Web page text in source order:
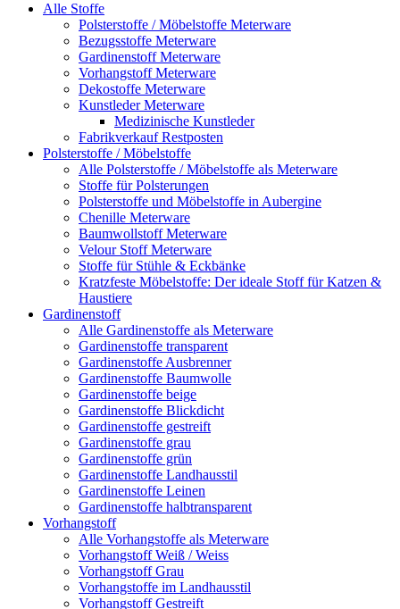
Alle Stoffe
Polsterstoffe / Möbelstoffe Meterware
Bezugsstoffe Meterware
Gardinenstoff Meterware
Vorhangstoff Meterware
Dekostoffe Meterware
Kunstleder Meterware
Medizinische Kunstleder
Fabrikverkauf Restposten
Polsterstoffe / Möbelstoffe
Alle Polsterstoffe / Möbelstoffe als Meterware
Stoffe für Polsterungen
Polsterstoffe und Möbelstoffe in Aubergine
Chenille Meterware
Baumwollstoff Meterware
Velour Stoff Meterware
Stoffe für Stühle & Eckbänke
Kratzfeste Möbelstoffe: Der ideale Stoff für Katzen &
Haustiere
Gardinenstoff
Alle Gardinenstoffe als Meterware
Gardinenstoffe transparent
Gardinenstoffe Ausbrenner
Gardinenstoffe Baumwolle
Gardinenstoffe beige
Gardinenstoffe Blickdicht
Gardinenstoffe gestreift
Gardinenstoffe grau
Gardinenstoffe grün
Gardinenstoffe Landhausstil
Gardinenstoffe Leinen
Gardinenstoffe halbtransparent
Vorhangstoff
Alle Vorhangstoffe als Meterware
Vorhangstoff Weiß / Weiss
Vorhangstoff Grau
Vorhangstoffe im Landhausstil
Vorhangstoff Gestreift